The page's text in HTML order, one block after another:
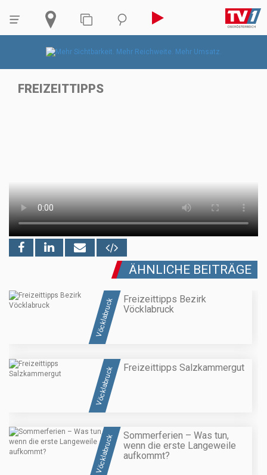
FREIZEITTIPPS
ÄHNLICHE BEITRÄGE
Vöcklabruck
Freizeittipps Bezirk
Vöcklabruck
Vöcklabruck Freizeittipps Salzkammergut
Vöcklabruck
Sommerferien – Was tun,
wenn die erste Langeweile
aufkommt?